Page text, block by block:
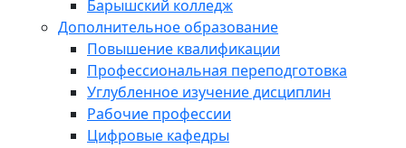
Барышский колледж
Дополнительное образование
Повышение квалификации
Профессиональная переподготовка
Углубленное изучение дисциплин
Рабочие профессии
Цифровые кафедры